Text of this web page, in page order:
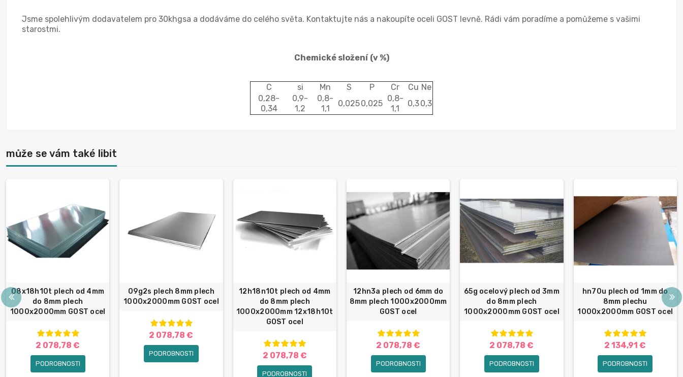
Jsme spolehlivým dodavatelem pro 30khgsa a dodáváme do celého světa. Kontaktujte nás a nakoupíte oceli GOST levně. Rádi vám poradíme a pomůžeme s vašimi
starostmi.
Chemické složení (v %)
C si Mn S P Cr Cu Ne
0,28-
0,34
0,9-
1,2
0,8-
1,1
0,0250,025
0,8-
1,1
0,30,3
může se vám také libit
08x18h10t plech od 4mm
do 8mm plech
1000x2000mm GOST ocel
2 078,78 €
PODROBNOSTI
09g2s plech 8mm plech
1000x2000mm GOST ocel
2 078,78 €
PODROBNOSTI
12h18n10t plech od 4mm
do 8mm plech
1000x2000mm 12x18h10t
GOST ocel
2 078,78 €
PODROBNOSTI
12hn3a plech od 6mm do
8mm plech 1000x2000mm
GOST ocel
2 078,78 €
PODROBNOSTI
65g ocelový plech od 3mm
do 8mm plech
1000x2000mm GOST ocel
2 078,78 €
PODROBNOSTI
hn70u plech od 1mm do
8mm plechu
1000x2000mm GOST ocel
2 134,91 €
PODROBNOSTI